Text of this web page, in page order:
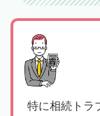
特に相続トラ